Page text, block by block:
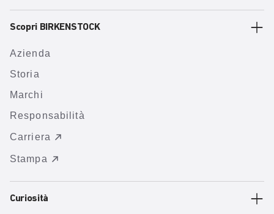
Scopri BIRKENSTOCK
Azienda
Storia
Marchi
Responsabilità
Carriera
Stampa
Curiosità